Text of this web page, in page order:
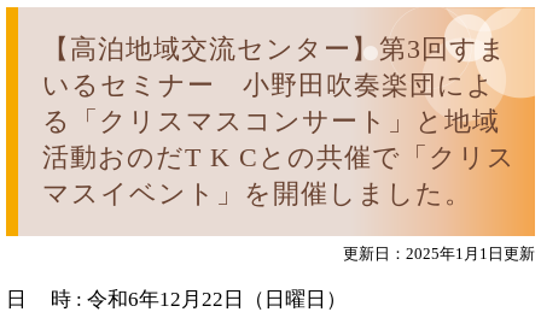
【高泊地域交流センター】第3回すま
いるセミナー 小野田吹奏楽団によ
る「クリスマスコンサート」と地域
活動おのだT K Cとの共催で「クリス
マスイベント」を開催しました。
更新日：2025年1月1日更新
日 時 : 令和6年12月22日（日曜日）